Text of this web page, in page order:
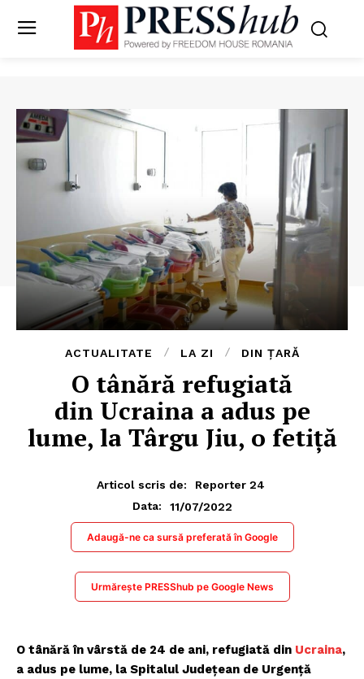
ACTUALITATE LA ZI DIN ȚARĂ
O tânără refugiată
din Ucraina a adus pe
lume, la Târgu Jiu, o fetiță
Articol scris de:
Reporter 24
Data:
11/07/2022
Adaugă-ne ca sursă preferată în Google
Urmărește PRESShub pe Google News
O tânără în vârstă de 24 de ani, refugiată din Ucraina,
a adus pe lume, la Spitalul Județean de Urgență